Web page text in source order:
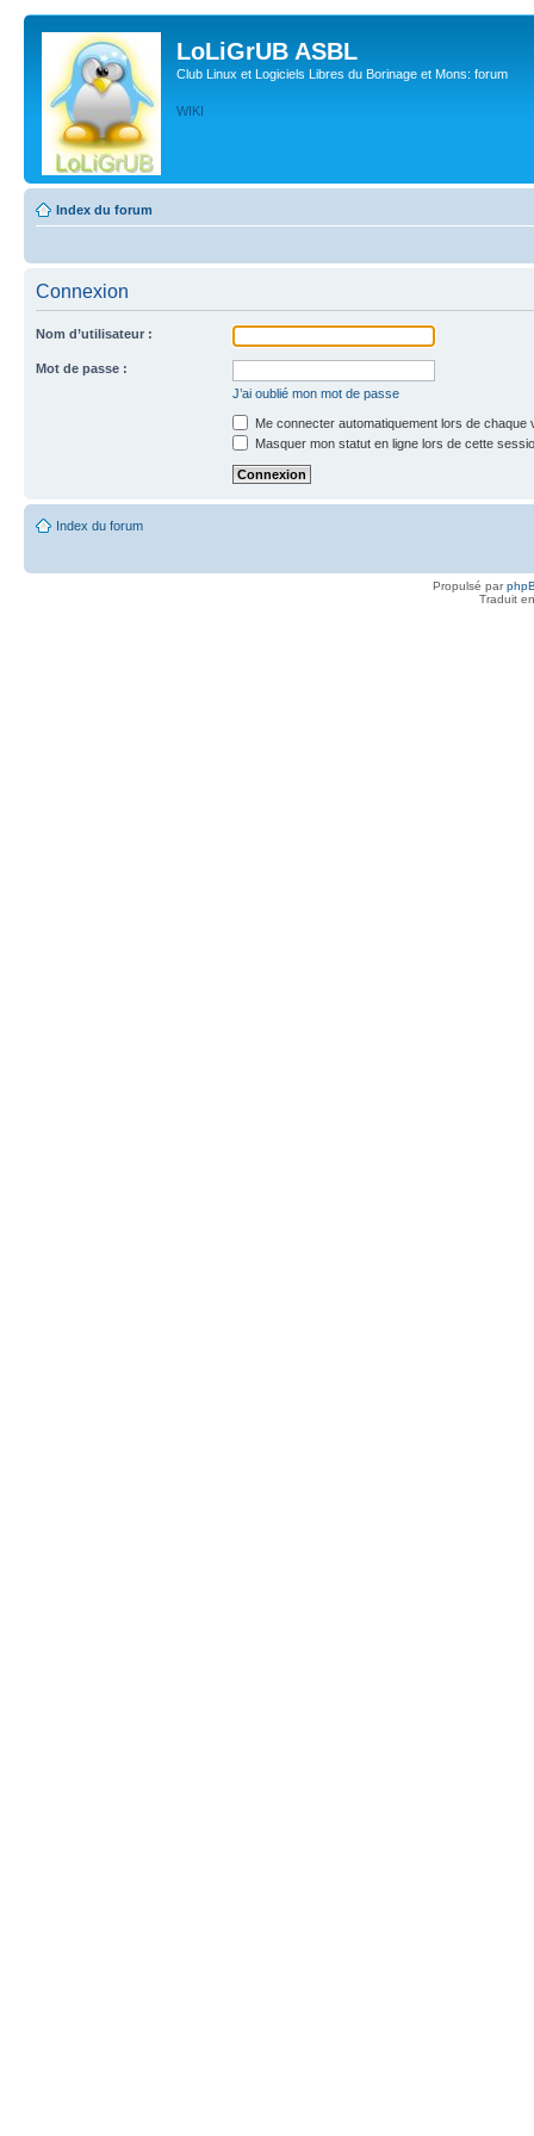
LoLiGrUB ASBL
Club Linux et Logiciels Libres du Borinage et Mons: forum
WIKI
Index du forum
Connexion
Nom d’utilisateur :
Mot de passe :
J’ai oublié mon mot de passe
Me connecter automatiquement lors de chaque
Masquer mon statut en ligne lors de cette
Index du forum
Propulsé par
Traduit